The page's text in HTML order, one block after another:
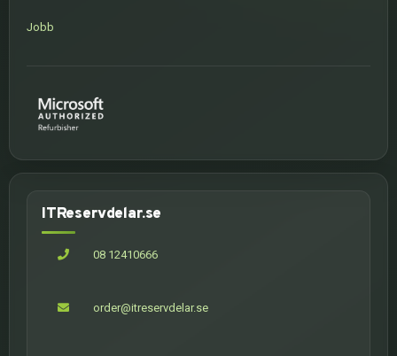
Jobb
ITReservdelar.se
08 12410666
order@itreservdelar.se